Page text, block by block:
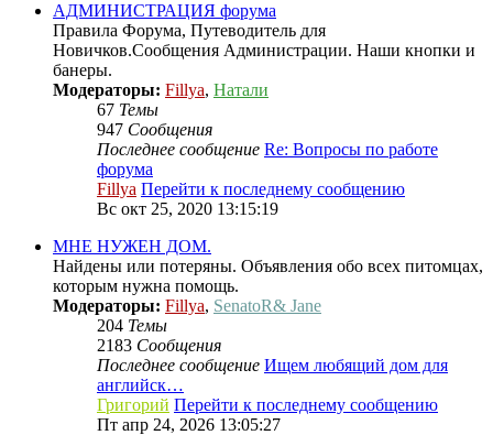
АДМИНИСТРАЦИЯ форума
Правила Форума, Путеводитель для
Новичков.Сообщения Администрации. Наши кнопки и
банеры.
Модераторы: Fillya, Натали
67 Темы
947 Сообщения
Последнее сообщение Re: Вопросы по работе
форума
Fillya Перейти к последнему сообщению
Вс окт 25, 2020 13:15:19
МНЕ НУЖЕН ДОМ.
Найдены или потеряны. Объявления обо всех питомцах,
которым нужна помощь.
Модераторы: Fillya, SenatoR& Jane
204 Темы
2183 Сообщения
Последнее сообщение Ищем любящий дом для
английск…
Григорий Перейти к последнему сообщению
Пт апр 24, 2026 13:05:27